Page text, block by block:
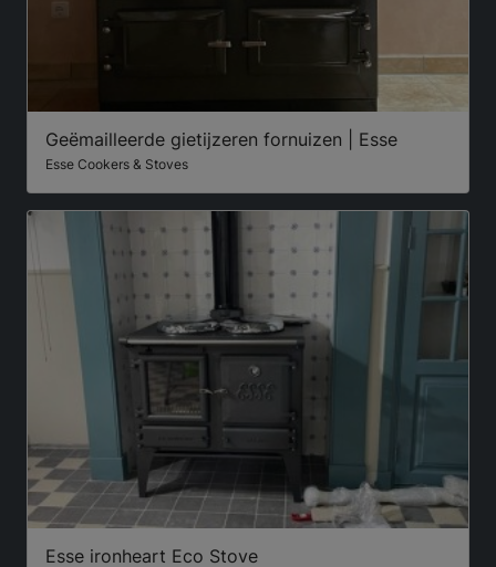
Geëmailleerde gietijzeren fornuizen | Esse
Esse Cookers & Stoves
Esse ironheart Eco Stove